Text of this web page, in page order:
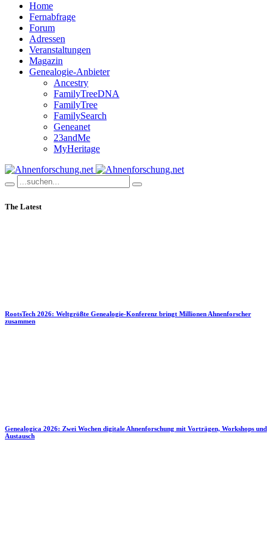
Home
Fernabfrage
Forum
Adressen
Veranstaltungen
Magazin
Genealogie-Anbieter
Ancestry
FamilyTreeDNA
FamilyTree
FamilySearch
Geneanet
23andMe
MyHeritage
The Latest
RootsTech 2026: Weltgrößte Genealogie-Konferenz bringt Millionen Ahnenforscher
zusammen
Genealogica 2026: Zwei Wochen digitale Ahnenforschung mit Vorträgen, Workshops und
Austausch